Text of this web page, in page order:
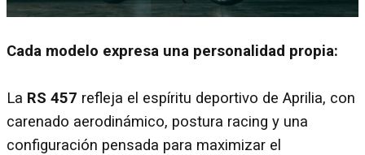
Cada modelo expresa una personalidad propia:
La RS 457 refleja el espíritu deportivo de Aprilia, con
carenado aerodinámico, postura racing y una
configuración pensada para maximizar el